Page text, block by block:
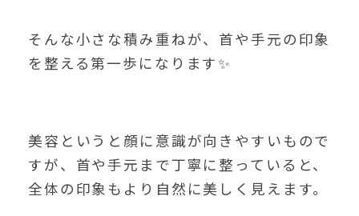
そんな小さな積み重ねが、首や手元の印象
を整える第一歩になります✨
美容というと顔に意識が向きやすいもので
すが、首や手元まで丁寧に整っていると、
全体の印象もより自然に美しく見えます。